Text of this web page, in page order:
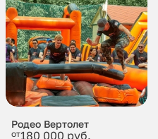
Родео Вертолет
от180 000 руб.